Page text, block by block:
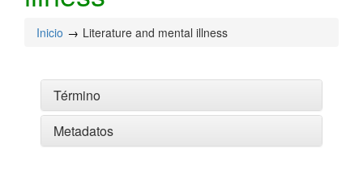
Inicio Literature and mental illness
Término
Metadatos